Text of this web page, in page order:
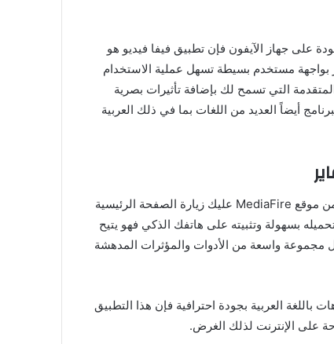
على جهاز الآيفون فإن تطبيق فيفا فيديو هو
بواجهة مستخدم بسيطة تسهل عملية الاستخدام
التي تسمح لك بإضافة تأثيرات بصرية
أيضاً العديد من اللغات بما في ذلك العربية
إذا كنت ترغب في تحميل vivavideo مهكر بدون علامة مائية من موقع MediaFire عليك زيارة الصفحة الرئيسية
بسهولة وتثبيته على هاتفك الذكي فهو يتيح
مجموعة واسعة من الأدوات والمؤثرات المدهشة
العربية بجودة احترافية فإن هذا التطبيق
على الإنترنت لذلك الغرض.